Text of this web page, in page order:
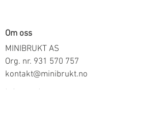
Om oss
MINIBRUKT AS
Org. nr. 931 570 757
kontakt@minibrukt.no